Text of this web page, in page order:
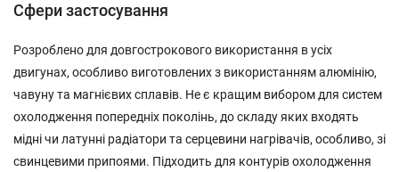
Сфери застосування
Розроблено для довгострокового використання в усіх
двигунах, особливо виготовлених з використанням алюмінію,
чавуну та магнієвих сплавів. Не є кращим вибором для систем
охолодження попередніх поколінь, до складу яких входять
мідні чи латунні радіатори та серцевини нагрівачів, особливо, зі
свинцевими припоями. Підходить для контурів охолодження